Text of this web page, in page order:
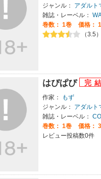
ジャンル：
アダルト
雑誌・レーベル：
巻数： 1巻
価格：
（3.5
はぴぱぴ
作家：
もず
ジャンル：
アダルト
雑誌・レーベル：
巻数： 1巻
価格：
レビュー投稿数0件